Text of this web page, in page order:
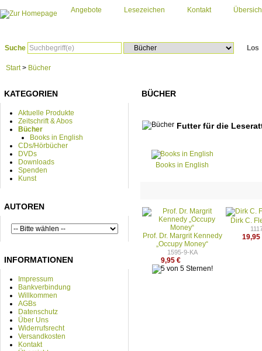
Angebote Lesezeichen Kontakt
Suche Los
Start> Bücher
KATEGORIEN
Aktuelle Produkte
Zeitschrift & Abos
Bücher
Books in English
CDs/Hörbücher
DVDs
Downloads
Spenden
Kunst
AUTOREN
INFORMATIONEN
Impressum
Bankverbindung
Willkommen
AGBs
Datenschutz
Über Uns
Widerrufsrecht
Versandkosten
Kontakt
BÜCHER
Futter für die
Books in English
Prof. Dr. Margrit Kennedy
„Occupy Money“
1595-9-KA
9,95 €
Dirk C.
19,95